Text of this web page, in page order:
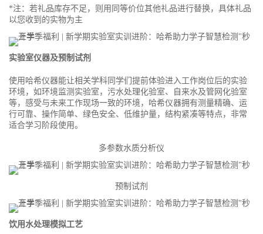
*注：若礼品库存不足，则用同等价位其他礼品进行替换，具体礼品
以您收到的实物为主
实验室仪器及预制试剂
使用哈希仪器能让相关学科同学们提前体验进入工作岗位后的实验
环境，如环境监测实验室，污水处理化验室、自来水及管网化验室
等，感受与未来工作现场一致的环境，哈希仪器拥有测量精确、运
行可靠、操作简单、绿色安全、低维护量，结构紧凑等特点，非常
适合学习阶段使用。
多参数水质分析仪
预制试剂
饮用水处理模拟工艺